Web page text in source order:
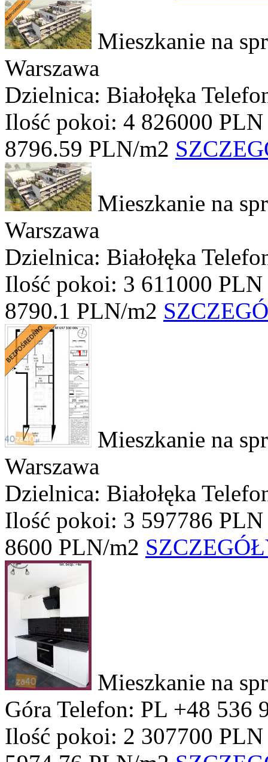
Mieszkanie na
Warszawa
Dzielnica: Białołęka
Ilość pokoi: 4 826000 PLN
8796.59 PLN/m2
Mieszkanie na
Warszawa
Dzielnica: Białołęka
Ilość pokoi: 3 611000 PLN
8790.1 PLN/m2
Mieszkanie na
Warszawa
Dzielnica: Białołęka
Ilość pokoi: 3 597786 PLN
8600 PLN/m2
Mieszkanie na
Góra Telefon: PL +48 536
Ilość pokoi: 2 307700 PLN